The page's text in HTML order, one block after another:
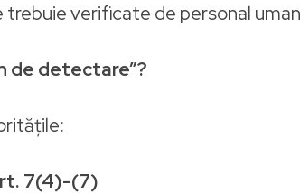
verificate de personal
de detectare”?
7(4)-(7)